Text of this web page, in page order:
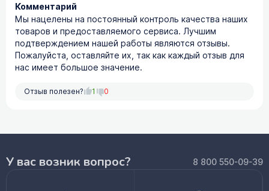
Комментарий
Мы нацелены на постоянный контроль качества наших
товаров и предоставляемого сервиса. Лучшим
подтверждением нашей работы являются отзывы.
Пожалуйста, оставляйте их, так как каждый отзыв для
нас имеет большое значение.
Отзыв полезен? 1 0
У вас возник вопрос? 8 800 550-09-39